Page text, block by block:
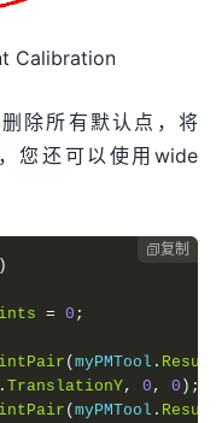
Calibration
除所有默认点，将
您还可以使用wide
复制
= 0 ;
( myPMTool .
TranslationY, 0 , 0 );
( myPMTool .